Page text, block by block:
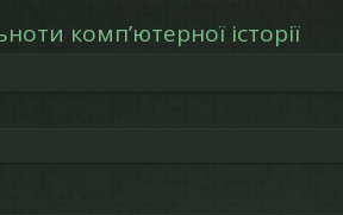
компʼютерної історії